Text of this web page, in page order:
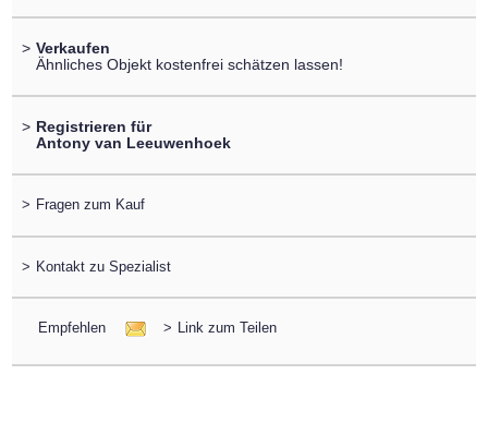
> Verkaufen
Ähnliches Objekt kostenfrei schätzen lassen!
> Registrieren für
Antony van Leeuwenhoek
> Fragen zum Kauf
> Kontakt zu Spezialist
Empfehlen > Link zum Teilen